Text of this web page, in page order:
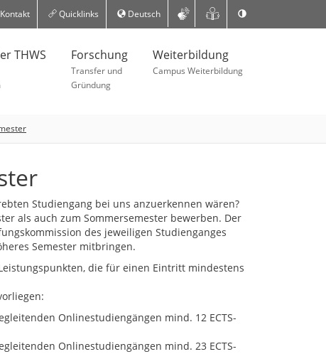
Quicklinks Deutsch
THWS Forschung
Transfer und
Gründung
Weiterbildung
Campus Weiterbildung
Studiengang bei uns anzuerkennen wären?
als auch zum Sommersemester bewerben. Der
des jeweiligen Studienganges
Semester mitbringen.
die für einen Eintritt mindestens
Onlinestudiengängen mind. 12 ECTS-
Onlinestudiengängen mind. 23 ECTS-